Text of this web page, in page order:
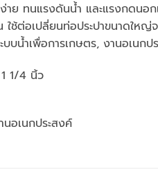
ย ทนแรงดันน้ำ และแรงกดนอก
ช้ต่อเปลี่ยนท่อประปาขนาดใหญ่
บบน้ำเพื่อการเกษตร, งานอเนก
1/4 นิ้ว
นอเนกประสงค์